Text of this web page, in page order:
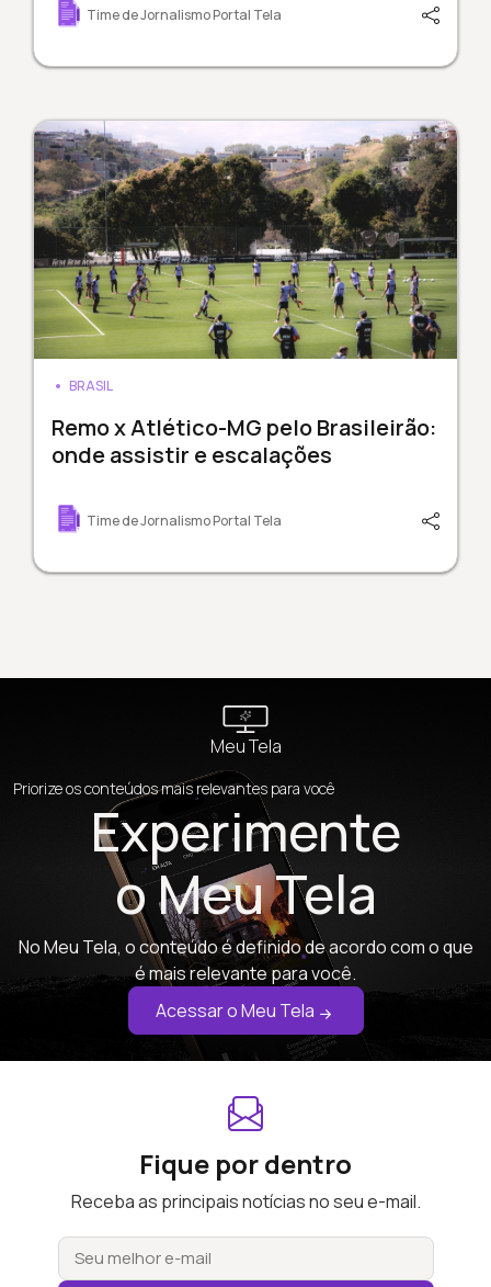
Time de Jornalismo Portal Tela
BRASIL
Remo x Atlético-MG pelo Brasileirão:
onde assistir e escalações
Time de Jornalismo Portal Tela
Meu Tela
Priorize os conteúdos mais relevantes para você
Experimente
o Meu Tela
No Meu Tela, o conteúdo é definido de acordo com o que
é mais relevante para você.
Acessar o Meu Tela
Fique por dentro
Receba as principais notícias no seu e-mail.